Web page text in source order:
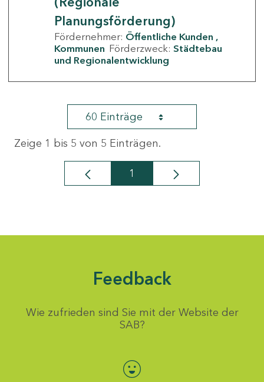
Planungsförderung)
Fördernehmer: Öffentliche Kunden
Kommunen Förderzweck: Städtebau
und Regionalentwicklung
60 Einträge
Zeige 1 bis 5 von 5 Einträgen.
Seite
1
Feedback
Wie zufrieden sind Sie mit der Website der
SAB?
Bewertung auswählen